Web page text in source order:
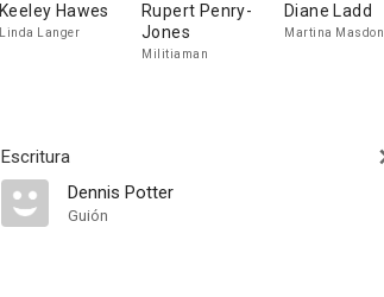
Keeley Hawes
Linda Langer
Rupert Penry-
Jones
Militiaman
Diane Ladd
Martina Masdon
Escritura
Dennis Potter
Guión